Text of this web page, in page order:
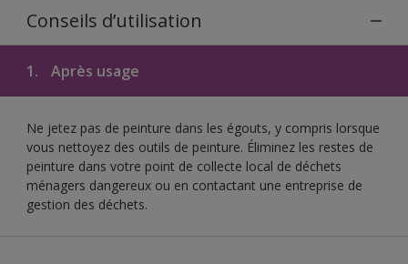
Conseils d’utilisation
1. Après usage
Ne jetez pas de peinture dans les égouts, y compris lorsque
vous nettoyez des outils de peinture. Éliminez les restes de
peinture dans votre point de collecte local de déchets
ménagers dangereux ou en contactant une entreprise de
gestion des déchets.